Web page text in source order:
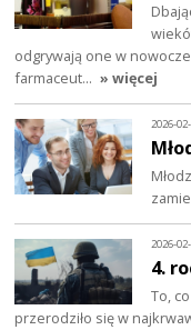
odgrywają one w
farmaceut… » więcej
2026-
2026-
4.
To,
przerodziło się w